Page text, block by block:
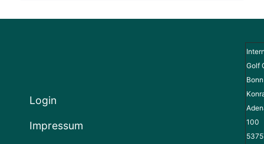
Login
Impressum
Golf
100